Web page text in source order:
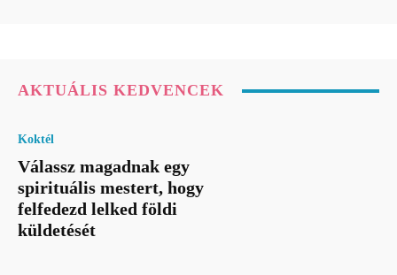
AKTUÁLIS KEDVENCEK
Koktél
Válassz magadnak egy
spirituális mestert, hogy
felfedezd lelked földi
küldetését